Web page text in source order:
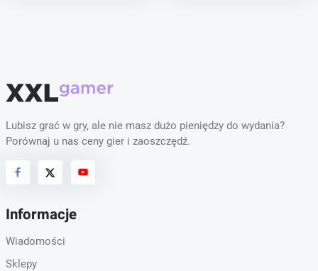
Lubisz grać w gry, ale nie masz dużo pieniędzy do wydania?
Porównaj u nas ceny gier i zaoszczędź.
Informacje
Wiadomości
Sklepy